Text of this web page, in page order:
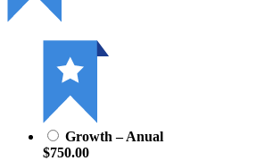
Growth – Anual
$750.00